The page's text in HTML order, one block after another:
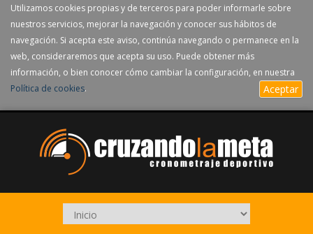
Utilizamos cookies propias y de terceros para poder informarle sobre
nuestros servicios, mejorar la navegación y conocer sus hábitos de
navegación. Si acepta este aviso, continúa navegando o permanece en la
web, consideraremos que acepta su uso. Puede obtener más
información, o bien conocer cómo cambiar la configuración, en nuestra
Política de cookies. Aceptar